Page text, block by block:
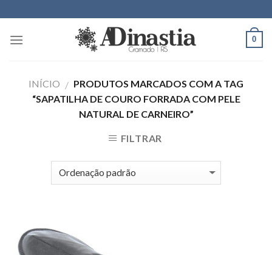
to
content
0
INÍCIO / PRODUTOS MARCADOS COM A TAG
“SAPATILHA DE COURO FORRADA COM PELE
NATURAL DE CARNEIRO”
FILTRAR